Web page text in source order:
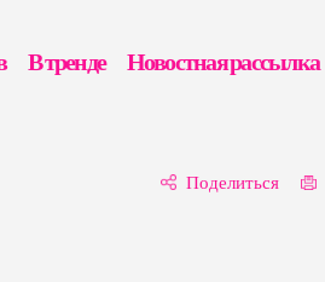
Поделиться
В тренде Новостная рассылка